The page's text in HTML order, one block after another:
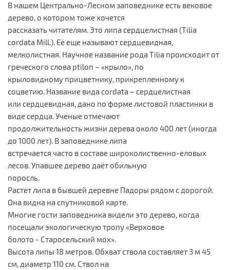
В нашем Центрально-Лесном заповеднике есть вековое
дерево, о котором тоже хочется
рассказать читателям. Это липа сердцелистная (Tilia
cordata Mill.). Её еще называют сердцевидная,
мелколистная. Научное название рода Tilia происходит от
греческого слова ptilon – «крыло», по
крыловидному прицветнику, прикрепленному к
соцветию. Название вида cordata – сердцелистная
или сердцевидная, дано по форме листовой пластинки в
виде сердца. Ученые отмечают
продолжительность жизни дерева около 400 лет (иногда
до 1000 лет). В заповеднике липа
встречается часто в составе широколиственно-еловых
лесов. Упавшее дерево даёт обильную
поросль.
Растет липа в бывшей деревне Падоры рядом с дорогой.
Она видна на спутниковой карте.
Многие гости заповедника видели это дерево, когда
посещали экологическую тропу «Верховое
болото - Старосельский мох».
Высота липы 18 метров. Обхват ствола составляет 3 м 45
см, диаметр 110 см. Ствол на